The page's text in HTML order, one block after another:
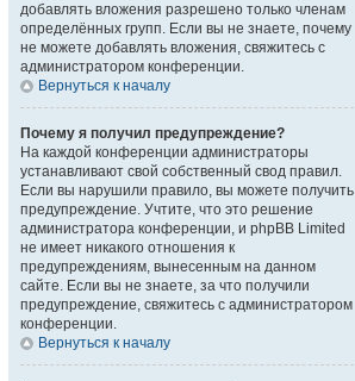
добавлять вложения разрешено только членам
определённых групп. Если вы не знаете, почему
не можете добавлять вложения, свяжитесь с
администратором конференции.
Вернуться к началу
Почему я получил предупреждение?
На каждой конференции администраторы
устанавливают свой собственный свод правил.
Если вы нарушили правило, вы можете получить
предупреждение. Учтите, что это решение
администратора конференции, и phpBB Limited
не имеет никакого отношения к
предупреждениям, вынесенным на данном
сайте. Если вы не знаете, за что получили
предупреждение, свяжитесь с администратором
конференции.
Вернуться к началу